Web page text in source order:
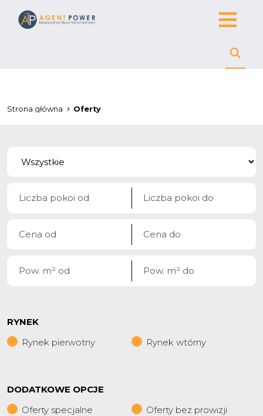
Strona główna Oferty
RYNEK
Rynek pierwotny
Rynek wtórny
DODATKOWE OPCJE
Oferty specjalne
Oferty bez prowizji